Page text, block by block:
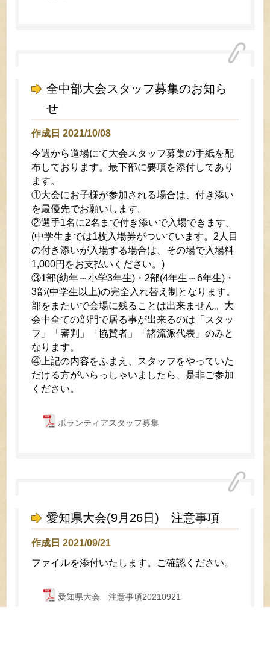
全中部大会スタッフ募集のお知ら
せ
作成日 2021/10/08
今週から道場にて大会スタッフ募集の手紙を配
布しております。最下部に要項を添付してあり
ます。
①大会にお子様が参加される場合は、付き添い
を最優先でお願いします。
②選手1名に2名まで付き添いで入場できます。
(中学生までは1枚入場券がついています。2人目
の付き添いが入場する場合は、その場で入場料
1,000円をお支払いください。)
③1部(幼年～小学3年生)・2部(4年生～6年生)・
3部(中学生以上)の完全入れ替え制となります。
部をまたいで会場に残ることは出来ません。大
会中全ての部門で居る事が出来るのは「スタッ
フ」「審判」「協賛者」「諸流派代表」のみと
なります。
④上記の内容をふまえ、スタッフをやっていた
だける方がいらっしゃいましたら、是非ご参加
ください。
ボランティアスタッフ募集
愛知県大会(9月26日) 注意事項
作成日 2021/09/21
ファイルを添付いたします。ご確認ください。
愛知県大会 注意事項20210921